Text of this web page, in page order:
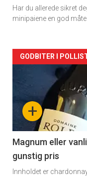
Har du allerede sikret
minipaiene en god
Forsiden
akkurat
nå
3
+
GODBITER I
Magnum eller
gunstig pris
Innholdet er